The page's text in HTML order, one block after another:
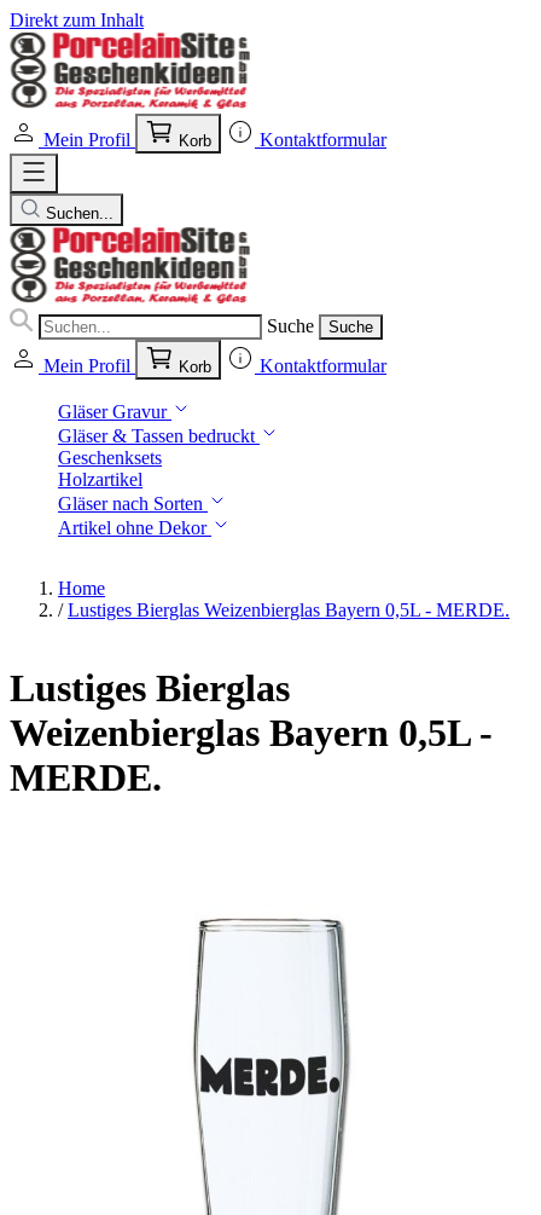
Direkt zum Inhalt
Mein Profil Korb Kontaktformular
Suchen...
Suche Suche
Mein Profil Korb Kontaktformular
Gläser Gravur
Gläser & Tassen bedruckt
Geschenksets
Holzartikel
Gläser nach Sorten
Artikel ohne Dekor
Home
/ Lustiges Bierglas Weizenbierglas Bayern 0,5L - MERDE.
Lustiges Bierglas
Weizenbierglas Bayern 0,5L -
MERDE.